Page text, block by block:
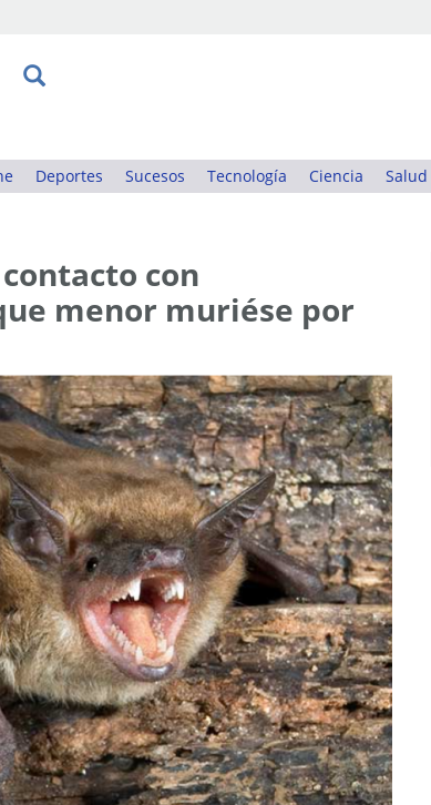
Deportes Sucesos Tecnología Ciencia Salud
con
menor muriése por